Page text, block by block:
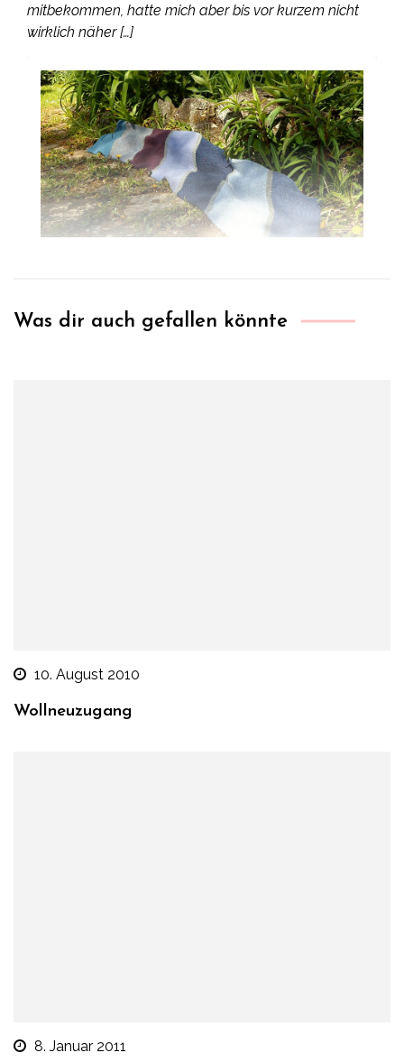
mitbekommen, hatte mich aber bis vor kurzem nicht
wirklich näher […]
Was dir auch gefallen könnte
10. August 2010
Wollneuzugang
8. Januar 2011